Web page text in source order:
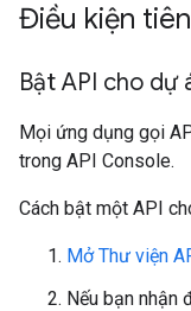
Điều kiện
Bật API cho dự
Mọi ứng dụng gọi
trong API Console.
Cách bật một API
Mở Thư viện
Nếu bạn nhận